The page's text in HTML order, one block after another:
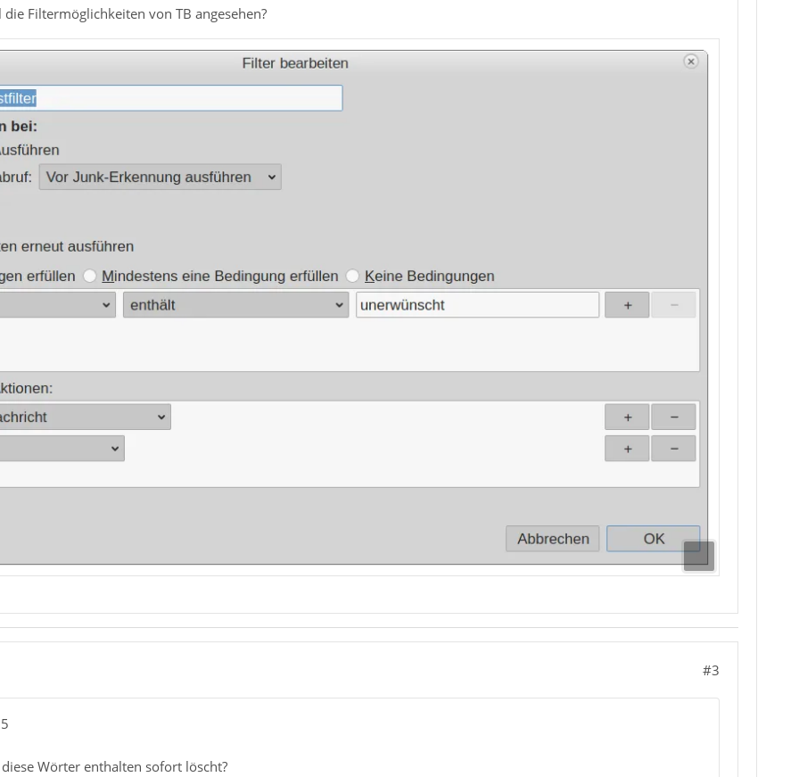
Filtermöglichkeiten von TB angesehen?
#3
Wörter enthalten sofort löscht?